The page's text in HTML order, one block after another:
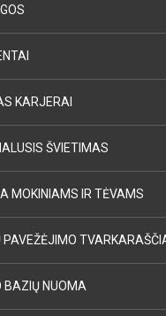
KARJERAI
ŠVIETIMAS
MOKINIAMS IR TĖVAMS
PAVEŽĖJIMO
BAZIŲ NUOMA